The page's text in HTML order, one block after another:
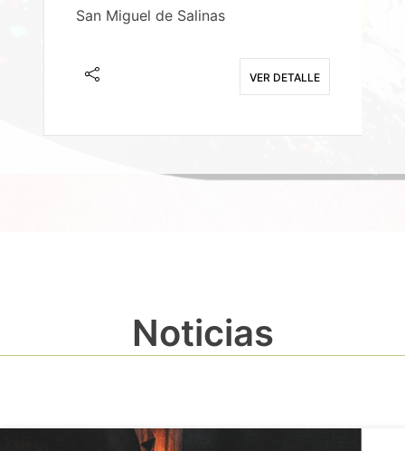
San Miguel de Salinas
VER DETALLE
Noticias